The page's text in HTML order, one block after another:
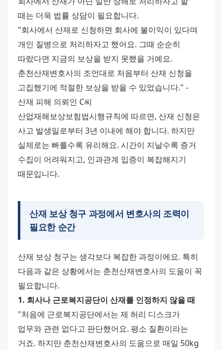
때는 더욱 법률 상담이 필요합니다.
"회사에서 산재로 신청하면 회사에 불이익이 있다며
개인 질병으로 처리하자고 했어요. 그때 순순히
따랐다면 지금의 보상을 받지 못했을 거예요.
춘천산재변호사의 조언대로 처음부터 산재 신청을
고집했기에 적절한 보상을 받을 수 있었습니다." -
산재 피해 의뢰인 C씨
산업재해보상보험법시행규칙에 따르면, 산재 신청은
사고 발생일로부터 3년 이내에 해야 합니다. 하지만
실제로는 빠를수록 유리해요. 시간이 지날수록 증거
수집이 어려워지고, 인과관계 입증이 복잡해지기
때문입니다.
산재 보상 청구 과정에서 변호사의 조력이
필요한 순간
산재 보상 청구는 생각보다 복잡한 과정이에요. 특히
다음과 같은 상황에서는 춘천산재변호사의 도움이 꼭
필요합니다.
1. 회사나 근로복지공단이 산재를 인정하지 않을 때
"처음에 근로복지공단에서는 제 허리 디스크가
업무와 관련 없다고 판단했어요. 평소 질환이라는
거죠. 하지만 춘천산재변호사의 도움으로 매일 50kg